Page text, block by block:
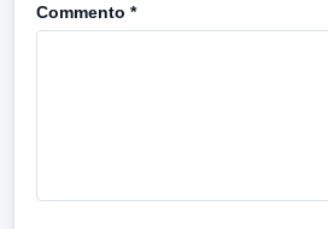
Commento *